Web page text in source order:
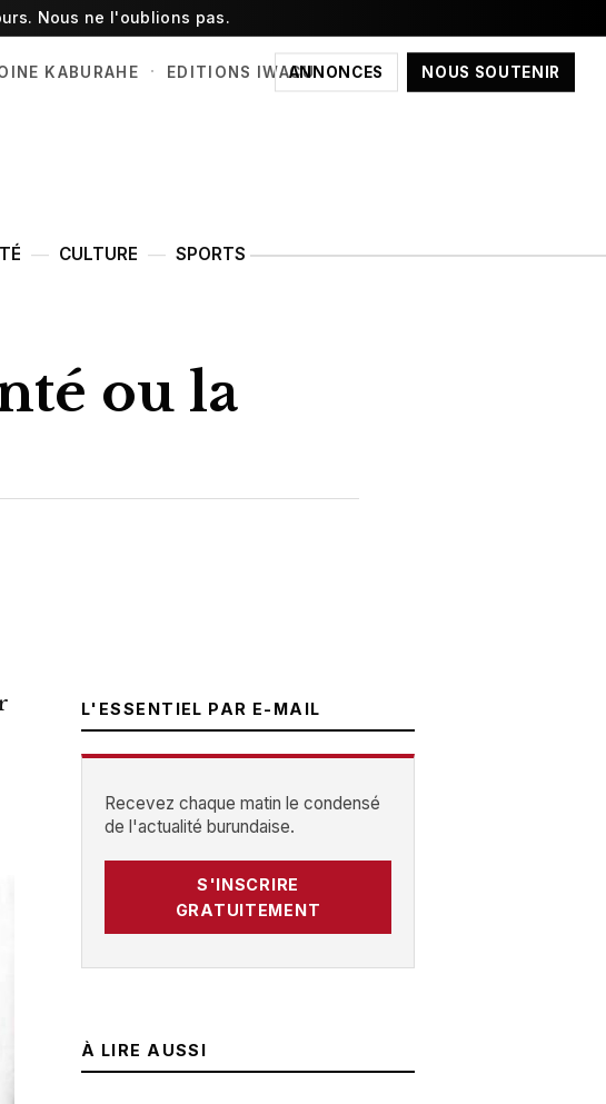
Nous ne l'oublions pas.
ANNONCES NOUS SOUTENIR
KABURAHE · EDITIONS IWACU
CULTURE SPORTS
ou la
L'ESSENTIEL PAR E-MAIL
Recevez chaque matin le condensé
de l'actualité burundaise.
S'INSCRIRE
GRATUITEMENT
À LIRE AUSSI